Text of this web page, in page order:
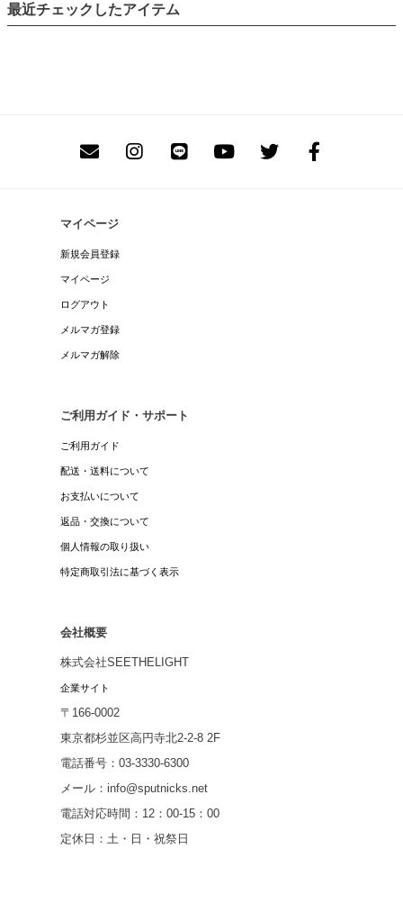
最近チェックしたアイテム
マイページ
新規会員登録
マイページ
ログアウト
メルマガ登録
メルマガ解除
ご利用ガイド・サポート
ご利用ガイド
配送・送料について
お支払いについて
返品・交換について
個人情報の取り扱い
特定商取引法に基づく表示
会社概要
株式会社SEETHELIGHT
企業サイト
〒166-0002
東京都杉並区高円寺北2-2-8 2F
電話番号：03-3330-6300
メール：info@sputnicks.net
電話対応時間：12：00-15：00
定休日：土・日・祝祭日